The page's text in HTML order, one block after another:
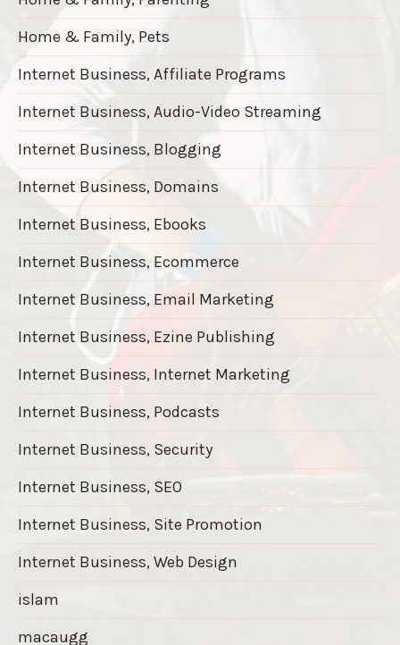
Home & Family, Pets
Internet Business, Affiliate Programs
Internet Business, Audio-Video Streaming
Internet Business, Blogging
Internet Business, Domains
Internet Business, Ebooks
Internet Business, Ecommerce
Internet Business, Email Marketing
Internet Business, Ezine Publishing
Internet Business, Internet Marketing
Internet Business, Podcasts
Internet Business, Security
Internet Business, SEO
Internet Business, Site Promotion
Internet Business, Web Design
islam
macaugg